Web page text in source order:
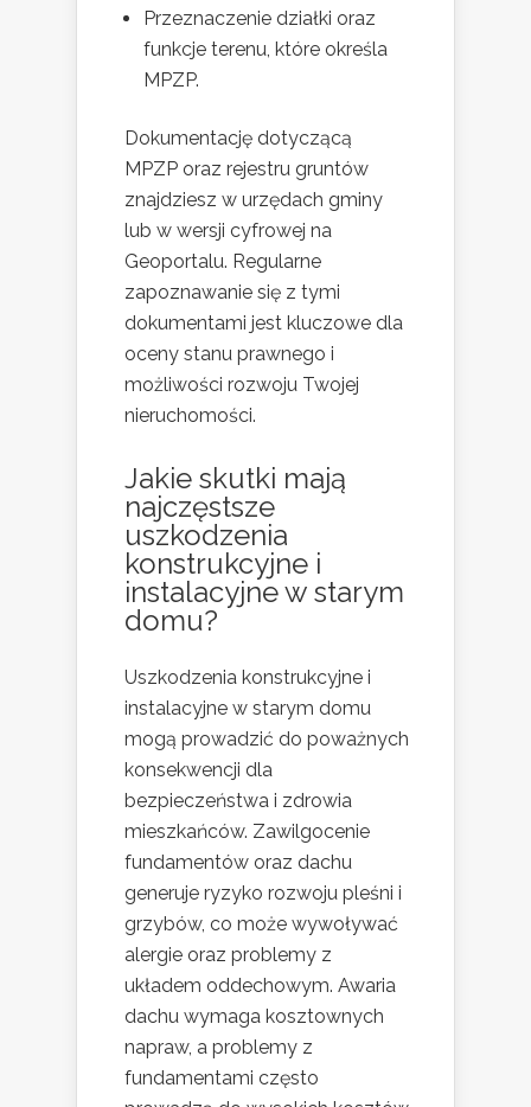
Przeznaczenie działki oraz
funkcje terenu, które określa
MPZP.
Dokumentację dotyczącą
MPZP oraz rejestru gruntów
znajdziesz w urzędach gminy
lub w wersji cyfrowej na
Geoportalu. Regularne
zapoznawanie się z tymi
dokumentami jest kluczowe dla
oceny stanu prawnego i
możliwości rozwoju Twojej
nieruchomości.
Jakie skutki mają
najczęstsze
uszkodzenia
konstrukcyjne i
instalacyjne w starym
domu?
Uszkodzenia konstrukcyjne i
instalacyjne w starym domu
mogą prowadzić do poważnych
konsekwencji dla
bezpieczeństwa i zdrowia
mieszkańców. Zawilgocenie
fundamentów oraz dachu
generuje ryzyko rozwoju pleśni i
grzybów, co może wywoływać
alergie oraz problemy z
układem oddechowym. Awaria
dachu wymaga kosztownych
napraw, a problemy z
fundamentami często